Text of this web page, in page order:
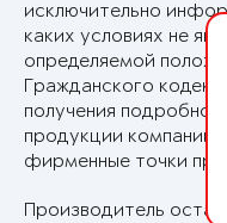
исключительно
каких условиях не
определяемой
Гражданского
получения
продукции компании
фирменные точки
Производитель